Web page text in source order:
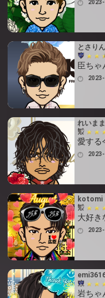
とさりん
臣ちゃ
れいまま
愛する
kotomi
大好
岩ちゃ